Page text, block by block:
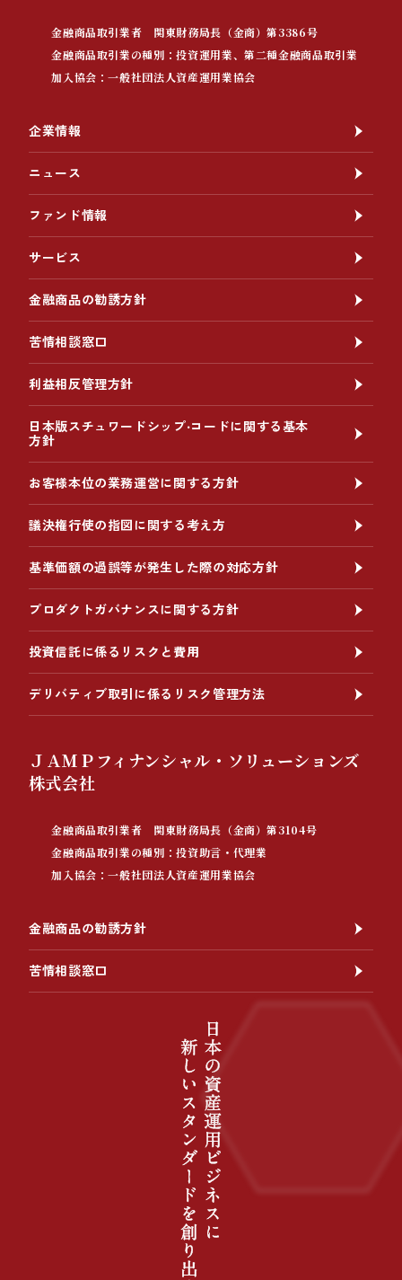
金融商品取引業者 関東財務局長（金商）第3386号
金融商品取引業の種別：投資運用業、第二種金融商品取引業
加入協会：一般社団法人資産運用業協会
企業情報
ニュース
ファンド情報
サービス
金融商品の勧誘方針
苦情相談窓口
利益相反管理方針
日本版スチュワードシップ‧コードに関する基本
方針
お客様本位の業務運営に関する方針
議決権行使の指図に関する考え方
基準価額の過誤等が発生した際の対応方針
プロダクトガバナンスに関する方針
投資信託に係るリスクと費用
デリバティブ取引に係るリスク管理方法
ＪＡＭＰフィナンシャル・ソリューションズ
株式会社
金融商品取引業者 関東財務局長（金商）第3104号
金融商品取引業の種別：投資助言・代理業
加入協会：一般社団法人資産運用業協会
金融商品の勧誘方針
苦情相談窓口